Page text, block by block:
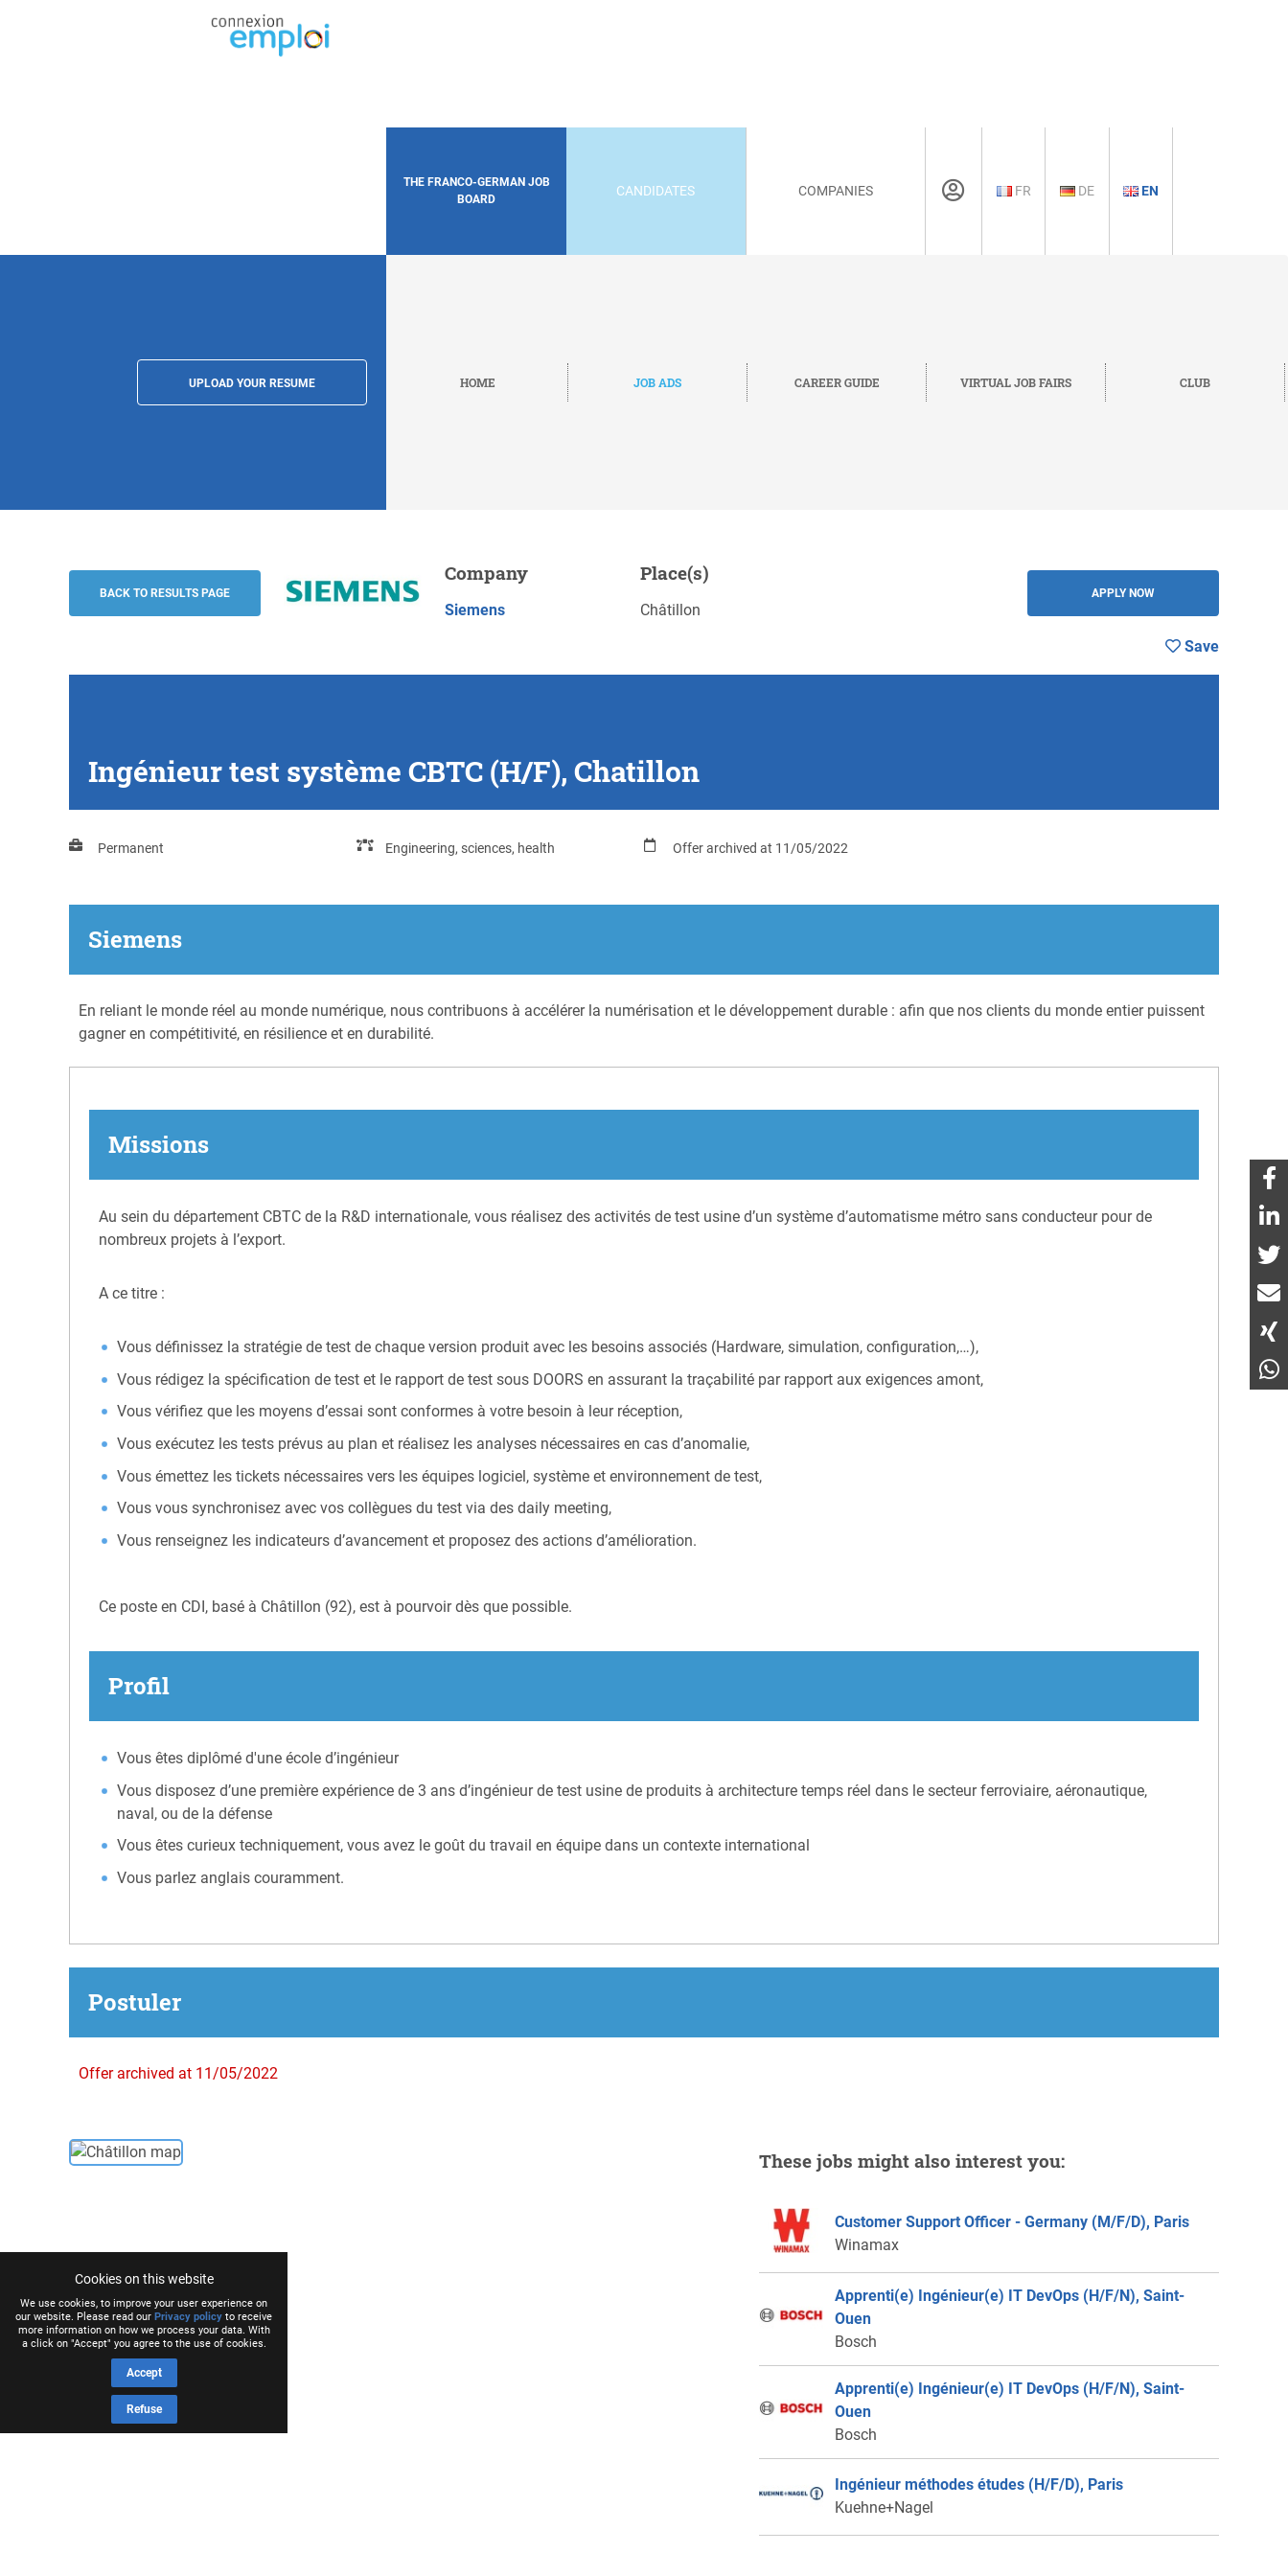
THE FRANCO-GERMAN JOB
BOARD
CANDIDATES COMPANIES FR DE EN
UPLOAD YOUR RESUME HOME JOB ADS CAREER GUIDE VIRTUAL JOB FAIRS CLUB
Siemens
BACK TO RESULTS PAGE
Company
Siemens
Place(s)
Châtillon
APPLY NOW
Save
Ingénieur test système CBTC (H/F), Chatillon
Permanent Engineering, sciences, health Offer archived at 11/05/2022
Siemens
En reliant le monde réel au monde numérique, nous contribuons à accélérer la numérisation et le développement durable : afin que nos clients du monde entier puissent
gagner en compétitivité, en résilience et en durabilité.
Missions
Au sein du département CBTC de la R&D internationale, vous réalisez des activités de test usine d’un système d’automatisme métro sans conducteur pour de
nombreux projets à l’export.
A ce titre :
Vous définissez la stratégie de test de chaque version produit avec les besoins associés (Hardware, simulation, configuration,…),
Vous rédigez la spécification de test et le rapport de test sous DOORS en assurant la traçabilité par rapport aux exigences amont,
Vous vérifiez que les moyens d’essai sont conformes à votre besoin à leur réception,
Vous exécutez les tests prévus au plan et réalisez les analyses nécessaires en cas d’anomalie,
Vous émettez les tickets nécessaires vers les équipes logiciel, système et environnement de test,
Vous vous synchronisez avec vos collègues du test via des daily meeting,
Vous renseignez les indicateurs d’avancement et proposez des actions d’amélioration.
Ce poste en CDI, basé à Châtillon (92), est à pourvoir dès que possible.
Profil
Vous êtes diplômé d'une école d’ingénieur
Vous disposez d’une première expérience de 3 ans d’ingénieur de test usine de produits à architecture temps réel dans le secteur ferroviaire, aéronautique,
naval, ou de la défense
Vous êtes curieux techniquement, vous avez le goût du travail en équipe dans un contexte international
Vous parlez anglais couramment.
Postuler
Offer archived at 11/05/2022
These jobs might also interest you:
Customer Support Officer - Germany (M/F/D), Paris
Winamax
Apprenti(e) Ingénieur(e) IT DevOps (H/F/N), Saint-
Ouen
Bosch
Apprenti(e) Ingénieur(e) IT DevOps (H/F/N), Saint-
Ouen
Bosch
Ingénieur méthodes études (H/F/D), Paris
Kuehne+Nagel
Cookies on this website
We use cookies, to improve your user experience on
our website. Please read our Privacy policy to receive
more information on how we process your data. With
a click on "Accept" you agree to the use of cookies.
Accept
Refuse